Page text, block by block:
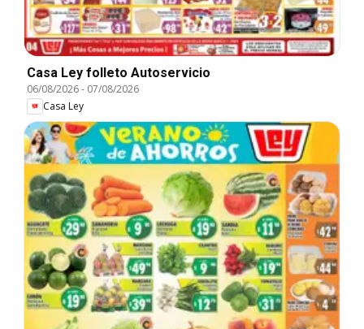
Casa Ley folleto Autoservicio
06/08/2026- 07/08/2026
Casa Ley